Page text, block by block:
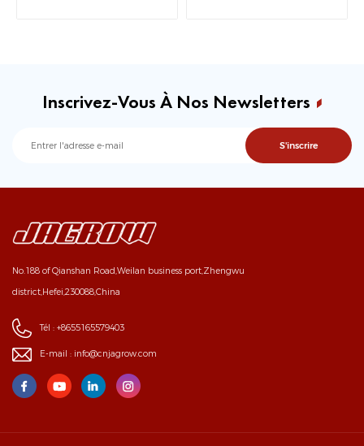
Inscrivez-Vous À Nos Newsletters
No.188 of Qianshan Road,Weilan business port,Zhengwu
district,Hefei,230088,China
Tél : +8655165579403
E-mail : info@cnjagrow.com